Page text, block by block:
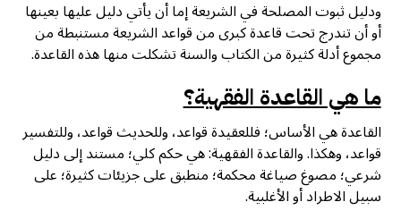
ودليل ثبوت المصلحة في الشريعة إما أن يأتي دليل عليها بعينها
أو أن تندرج تحت قاعدة كبرى من قواعد الشريعة مستنبطة من
مجموع أدلة كثيرة من الكتاب والسنة تشكلت منها هذه القاعدة.
ما هي القاعدة الفقهية؟
القاعدة هي الأساس؛ فللعقيدة قواعد، وللحديث قواعد، وللتفسير
قواعد، وهكذا. والقاعدة الفقهية: هي حكم كلي؛ مستند إلى دليل
شرعي؛ مصوغ صياغة محكمة؛ منطبق على جزيئات كثيرة؛ على
سبيل الاطراد أو الأغلبية.